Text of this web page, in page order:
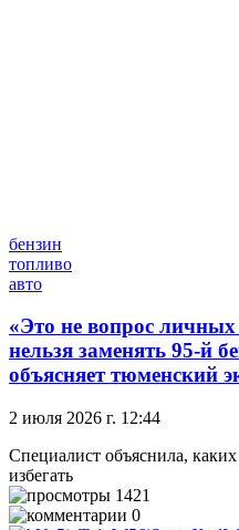
бензин
топливо
авто
«Это не вопрос
нельзя заменять 95-й
объясняет тюменский
2 июля 2026 г. 12:44
Специалист объяснила,
избегать
1421
0